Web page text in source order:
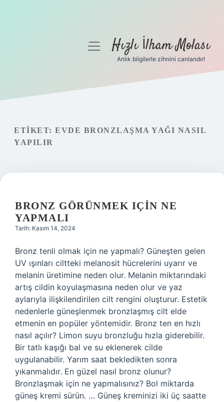
Gizlilik Politikası
Hakkımızda
menüyüHızlı İlham Molası
Anlık bilgilerle zihnini canlandır!
ETIKET: EVDE BRONZLAŞMA YAĞI NASIL
YAPILIR
BRONZ GÖRÜNMEK IÇIN NE
YAPMALI
Tarih: Kasım 14, 2024
Bronz tenli olmak için ne yapmalı? Güneşten gelen
UV ışınları ciltteki melanosit hücrelerini uyarır ve
melanin üretimine neden olur. Melanin miktarındaki
artış cildin koyulaşmasına neden olur ve yaz
aylarıyla ilişkilendirilen cilt rengini oluşturur. Estetik
nedenlerle güneşlenmek bronzlaşmış cilt elde
etmenin en popüler yöntemidir. Bronz ten en hızlı
nasıl açılır? Limon suyu bronzluğu hızla giderebilir.
Bir tatlı kaşığı bal ve su eklenerek cilde
uygulanabilir. Yarım saat bekledikten sonra
yıkanmalıdır. En güzel nasıl bronz olunur?
Bronzlaşmak için ne yapmalısınız? Bol miktarda
güneş kremi sürün. … Güneş kreminizi iki üç saatte